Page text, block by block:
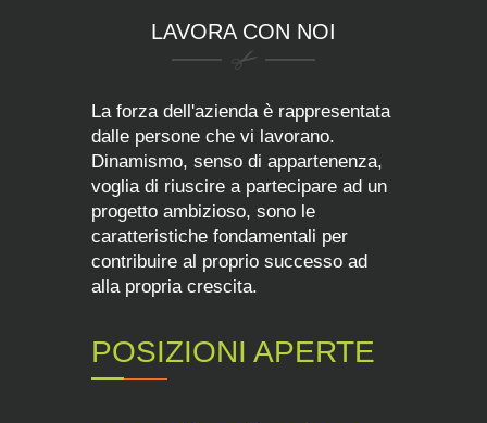
LAVORA CON NOI
La forza dell'azienda è rappresentata
dalle persone che vi lavorano.
Dinamismo, senso di appartenenza,
voglia di riuscire a partecipare ad un
progetto ambizioso, sono le
caratteristiche fondamentali per
contribuire al proprio successo ad
alla propria crescita.
POSIZIONI APERTE